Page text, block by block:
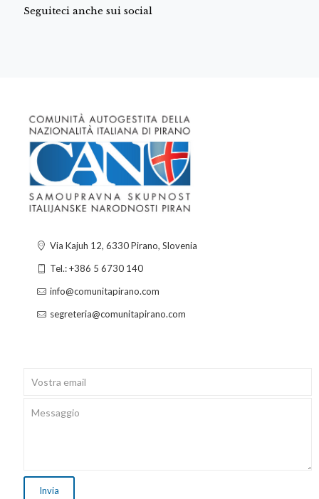
Seguiteci anche sui social
Via Kajuh 12, 6330 Pirano, Slovenia
Tel.: +386 5 6730 140
info@comunitapirano.com
segreteria@comunitapirano.com